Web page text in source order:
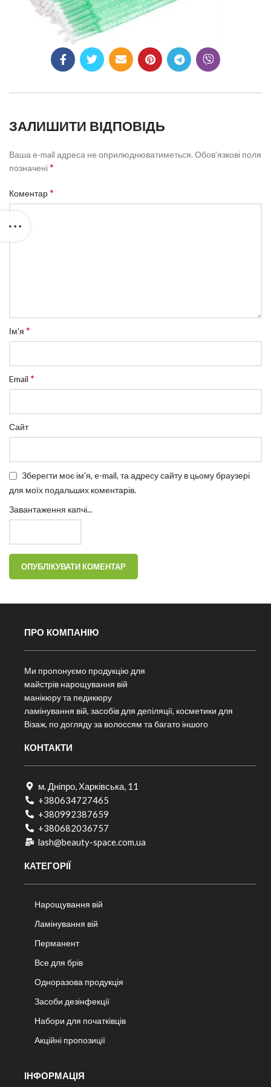
ЗАЛИШИТИ ВІДПОВІДЬ
Ваша e-mail адреса не оприлюднюватиметься. Обов’язкові поля
позначені*
Коментар*
Ім'я *
Email *
Сайт
Зберегти моє ім'я, e-mail, та адресу сайту в цьому браузері
для моїх подальших коментарів.
Завантаження капчі...
ПРО КОМПАНІЮ
Ми пропонуємо продукцію для
майстрів нарощування вій
манікюру та педикюру
ламінування вій, засобів для депіляції, косметики для
Візаж, по догляду за волоссям та багато іншого
КОНТАКТИ
м. Дніпро, Харківська, 11
+380634727465
+380992387659
+380682036757​
lash@beauty-space.com.ua
КАТЕГОРІЇ
Нарощування вій
Ламінування вій
Перманент
Все для брів
Одноразова продукція
Засоби дезінфекції
Набори для початківців
Акційні пропозиції
ІНФОРМАЦІЯ